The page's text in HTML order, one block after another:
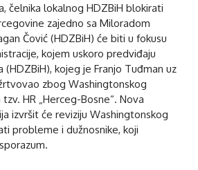
čelnika lokalnog HDZBiH blokirati
zajedno sa Miloradom
Čović (HDZBiH) će biti u fokusu
kojem uskoro predviđaju
(HDZBiH), kojeg je Franjo Tuđman uz
zbog Washingtonskog
HR „Herceg-Bosne“. Nova
izvršit će reviziju Washingtonskog
probleme i dužnosnike, koji